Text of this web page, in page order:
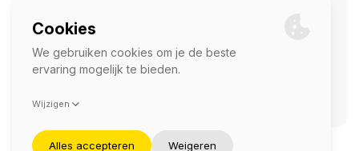
SOCIAL
©2026 — Komerco